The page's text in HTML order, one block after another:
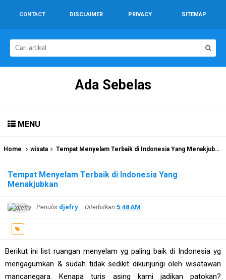
CONTACT DISCLAIMER PRIVACY SITEMAP
Ada Sebelas
MENU
Home wisata Tempat Menyelam Terbaik di Indonesia Yang Menakjubkan
Tempat Menyelam Terbaik di Indonesia Yang
Menakjubkan
Penulis djefry Diterbitkan 5:48 AM
Berikut ini list ruangan menyelam yg paling baik di Indonesia yg
mengagumkan & sudah tidak sedikit dikunjungi oleh wisatawan
mancanegara. Kenapa turis asing kami jadikan patokan?